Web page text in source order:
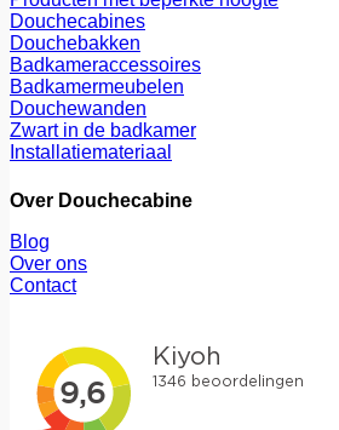
Douchecabines
Douchebakken
Badkameraccessoires
Badkamermeubelen
Douchewanden
Zwart in de badkamer
Installatiemateriaal
Over Douchecabine
Blog
Over ons
Contact